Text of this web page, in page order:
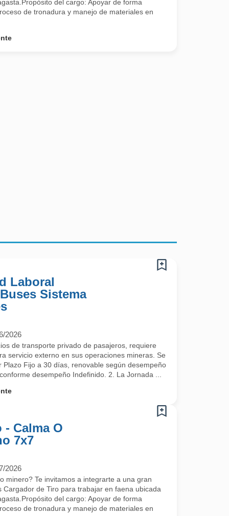
del cargo: Apoyar de forma
de tronadura y manejo de materiales en
Laboral
Sistema
2026
de transporte privado de pasajeros, requiere
servicio externo en sus operaciones mineras. Se
Fijo a 30 días, renovable según desempeño
desempeño Indefinido. 2. La Jornada ...
- Calma O
7x7
2026
minero? Te invitamos a integrarte a una gran
Cargador de Tiro para trabajar en faena ubicada
del cargo: Apoyar de forma
de tronadura y manejo de materiales en